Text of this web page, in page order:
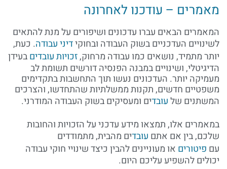
מאמרים – עודכנו לאחרונה
המאמרים הבאים עברו עדכונים ושיפורים על מנת להתאים
לשינויים העדכניים בשוק העבודה ובחוקידיני עבודה. כעת,
יותר מתמיד, נושאים כמו עבודה מרחוק,זכויות עובדיםבעידן
הדיגיטלי, ושינויים במבנה הפנסיה דורשים תשומת לב
מעמיקה יותר. העדכונים נעשו תוך התחשבות בתקדימים
משפטיים חדשים, תקנות ממשלתיות שהתחדשו, והצרכים
המשתנים שלעובדים ומעסיקים בשוק העבודה המודרני.
במאמרים אלו, תמצאו מידע עדכני על הזכויות והחובות
שלכם, בין אם אתם עובדים מהבית, מתמודדים
עם פיטורים או מעוניינים להבין כיצד שינויי חוקי עבודה
יכולים להשפיע עליכם היום.